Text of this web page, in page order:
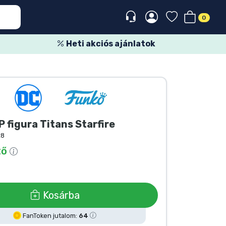
0
Heti akciós ajánlatok
figura Titans Starfire
Kosárba
FanToken jutalom: 64